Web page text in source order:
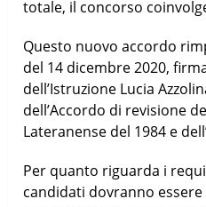
totale, il concorso
Questo nuovo accordo
del 14 dicembre 2020,
dell’Istruzione Lucia
dell’Accordo di revisione
Lateranense del 1984 e
Per quanto riguarda i
candidati dovranno